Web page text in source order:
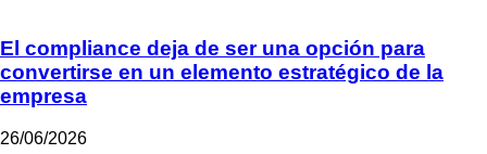
El compliance deja de ser una opción para
convertirse en un elemento estratégico de la
empresa
26/06/2026